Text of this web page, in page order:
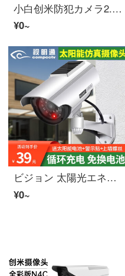
小白创米防犯カメラ2.5KHD家用モニター家庭ワイヤレスインターネット360°パノラマインテリジェント看护ビデオカメラ Y2雲台尊享版【400W像素】+32Gメモリカード
¥0~
ビジョン 太陽光エネルギーダミーカメラ偽監視防犯カメラモデル防犯カメラ室外防雨光で免换电池 太陽光エネルギーダミーカメラ【室外防水】
¥0~